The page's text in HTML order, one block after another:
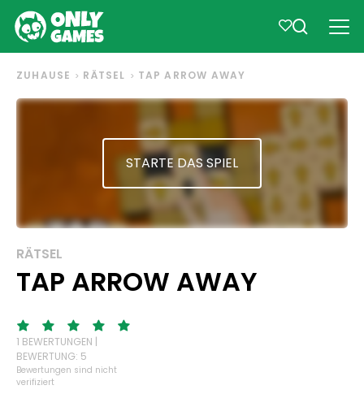
ZUHAUSE RÄTSEL TAP ARROW AWAY
STARTE DAS SPIEL
RÄTSEL
TAP ARROW AWAY
1 BEWERTUNGEN |
BEWERTUNG: 5
Bewertungen sind nicht
verifiziert